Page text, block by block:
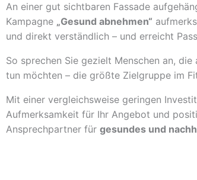
An einer gut sichtbaren Fassade
Kampagne „Gesund abnehmen“
und direkt verständlich – und erreicht
So sprechen Sie gezielt Menschen an,
tun möchten – die größte Zielgruppe im
Mit einer vergleichsweise geringen
Aufmerksamkeit für Ihr Angebot und
Ansprechpartner für gesundes und